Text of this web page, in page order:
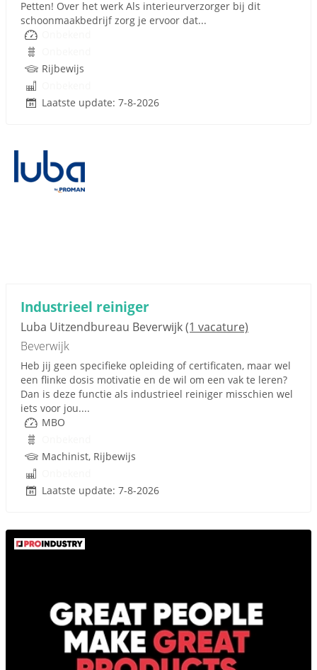
Petten! Over het werk Als interieurverzorger bij dit
schoonmaakbedrijf zorg je ervoor dat...
Rijbewijs
Laatste update: 7-8-2026
Industrieel reiniger
Luba Uitzendbureau Beverwijk(1 vacature)
Beverwijk
Heb jij geen specifieke opleiding of certificaten, maar wel
een flinke dosis motivatie en de wil om een vak te leren?
Dan is deze functie als industrieel reiniger misschien wel
iets voor jou....
MBO
Machinist, Rijbewijs
Laatste update: 7-8-2026